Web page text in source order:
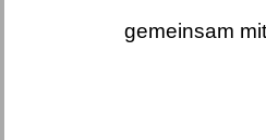
gemeinsam